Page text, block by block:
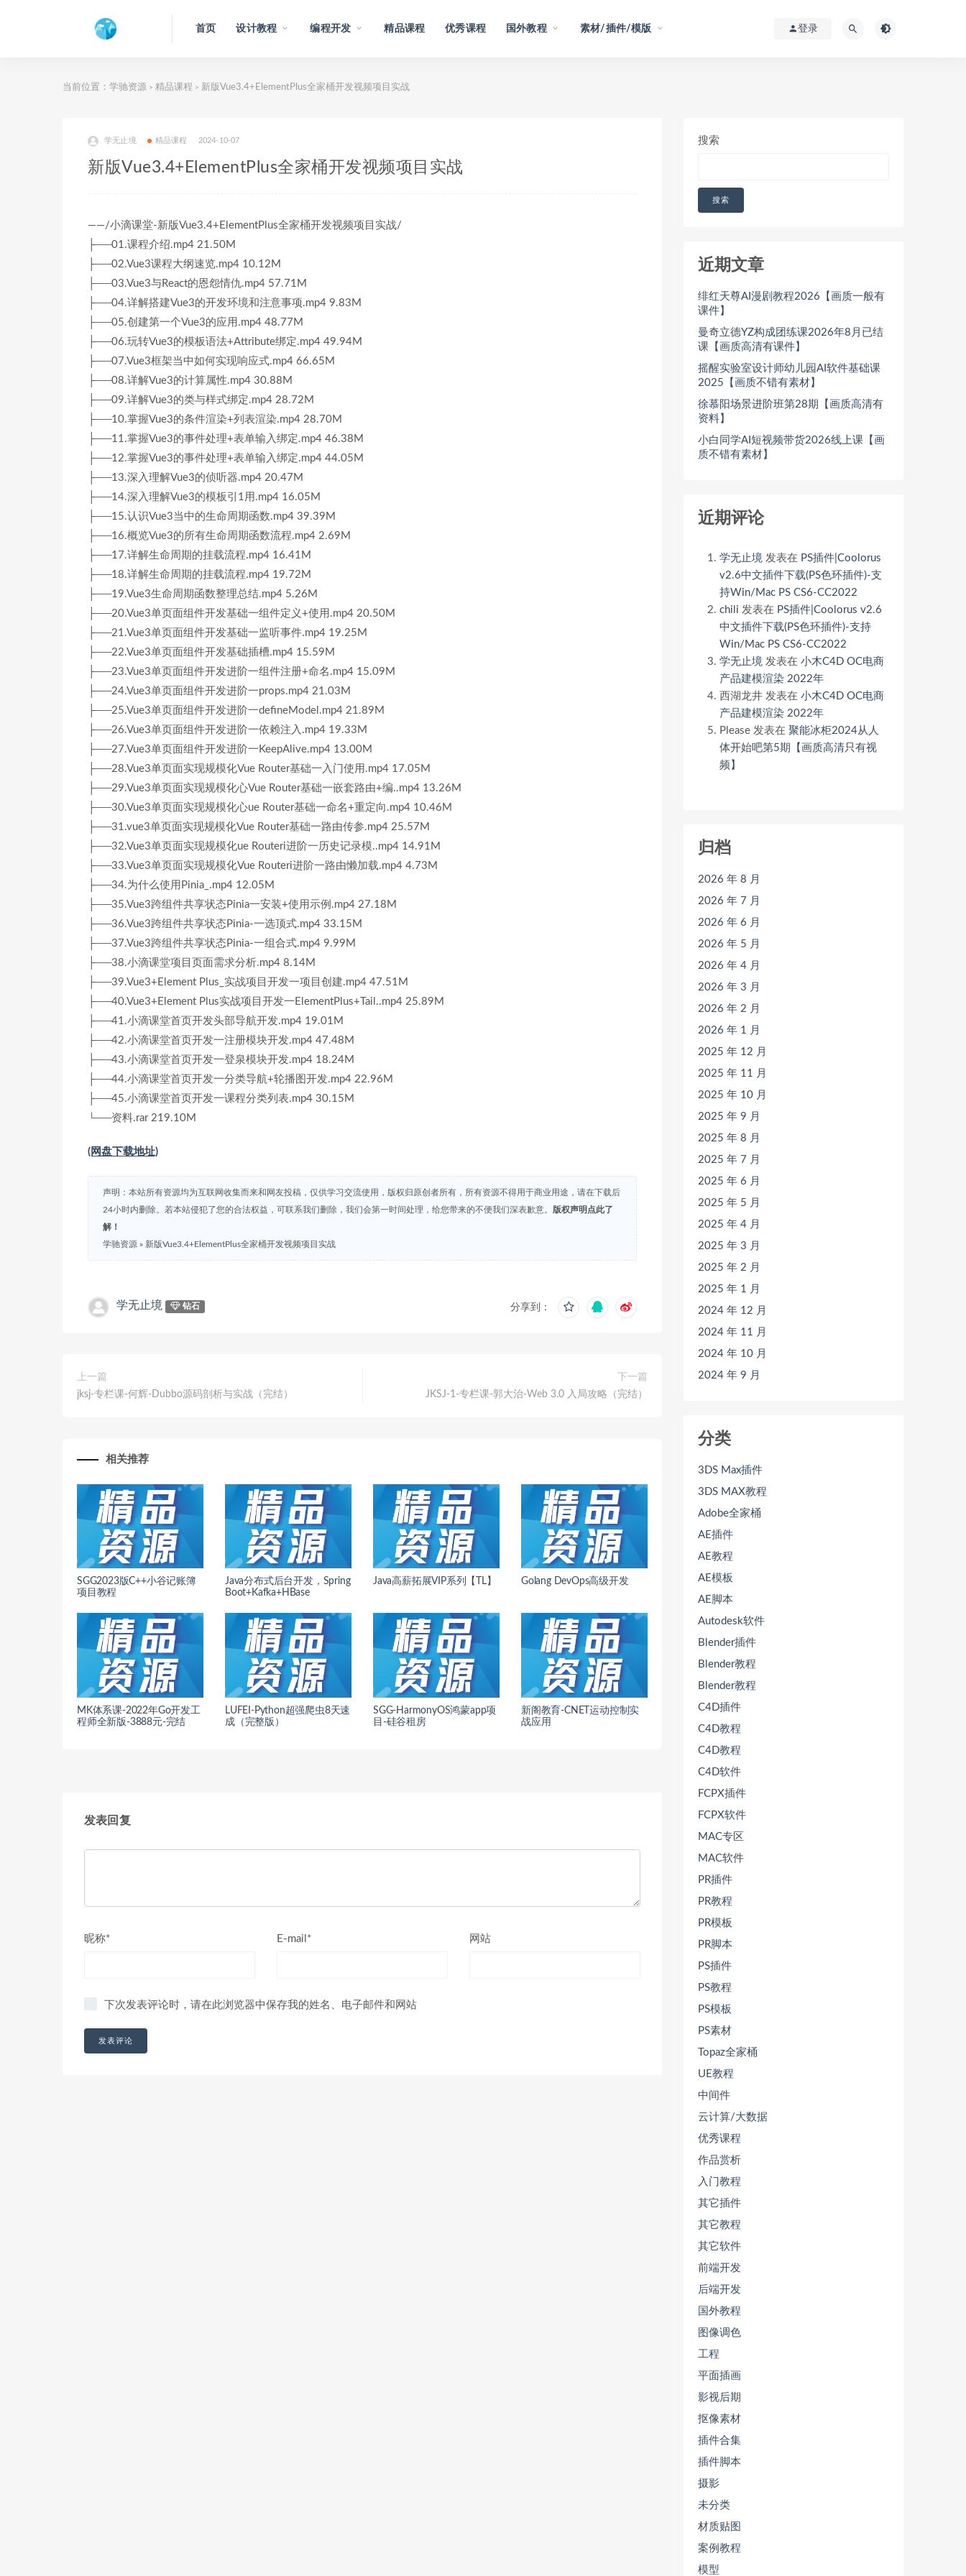
首页 设计教程 编程开发 精品课程 优秀课程 国外教程 素材/插件/模版 登录
当前位置： 学驰资源 > 精品课程 > 新版Vue3.4+ElementPlus全家桶开发视频项目实战
学无止境 精品课程 2024-10-07
新版Vue3.4+ElementPlus全家桶开发视频项目实战
——/小滴课堂-新版Vue3.4+ElementPlus全家桶开发视频项目实战/
├──01.课程介绍.mp4 21.50M
├──02.Vue3课程大纲速览.mp4 10.12M
├──03.Vue3与React的恩怨情仇.mp4 57.71M
├──04.详解搭建Vue3的开发环境和注意事项.mp4 9.83M
├──05.创建第一个Vue3的应用.mp4 48.77M
├──06.玩转Vue3的模板语法+Attribute绑定.mp4 49.94M
├──07.Vue3框架当中如何实现响应式.mp4 66.65M
├──08.详解Vue3的计算属性.mp4 30.88M
├──09.详解Vue3的类与样式绑定.mp4 28.72M
├──10.掌握Vue3的条件渲染+列表渲染.mp4 28.70M
├──11.掌握Vue3的事件处理+表单输入绑定.mp4 46.38M
├──12.掌握Vue3的事件处理+表单输入绑定.mp4 44.05M
├──13.深入理解Vue3的侦听器.mp4 20.47M
├──14.深入理解Vue3的模板引1用.mp4 16.05M
├──15.认识Vue3当中的生命周期函数.mp4 39.39M
├──16.概览Vue3的所有生命周期函数流程.mp4 2.69M
├──17.详解生命周期的挂载流程.mp4 16.41M
├──18.详解生命周期的挂载流程.mp4 19.72M
├──19.Vue3生命周期函数整理总结.mp4 5.26M
├──20.Vue3单页面组件开发基础一组件定义+使用.mp4 20.50M
├──21.Vue3单页面组件开发基础一监听事件.mp4 19.25M
├──22.Vue3单页面组件开发基础插槽.mp4 15.59M
├──23.Vue3单页面组件开发进阶一组件注册+命名.mp4 15.09M
├──24.Vue3单页面组件开发进阶一props.mp4 21.03M
├──25.Vue3单页面组件开发进阶一defineModel.mp4 21.89M
├──26.Vue3单页面组件开发进阶一依赖注入.mp4 19.33M
├──27.Vue3单页面组件开发进阶一KeepAlive.mp4 13.00M
├──28.Vue3单页面实现规模化Vue Router基础一入门使用.mp4 17.05M
├──29.Vue3单页面实现规模化心Vue Router基础一嵌套路由+编..mp4 13.26M
├──30.Vue3单页面实现规模化心ue Router基础一命名+重定向.mp4 10.46M
├──31.vue3单页面实现规模化Vue Router基础一路由传参.mp4 25.57M
├──32.Vue3单页面实现规模化ue Routeri进阶一历史记录模..mp4 14.91M
├──33.Vue3单页面实现规模化Vue Routeri进阶一路由懒加载.mp4 4.73M
├──34.为什么使用Pinia_.mp4 12.05M
├──35.Vue3跨组件共享状态Pinia一安装+使用示例.mp4 27.18M
├──36.Vue3跨组件共享状态Pinia-一选顶式.mp4 33.15M
├──37.Vue3跨组件共享状态Pinia-一组合式.mp4 9.99M
├──38.小滴课堂项目页面需求分析.mp4 8.14M
├──39.Vue3+Element Plus_实战项目开发一项目创建.mp4 47.51M
├──40.Vue3+Element Plus实战项目开发一ElementPlus+Tail..mp4 25.89M
├──41.小滴课堂首页开发头部导航开发.mp4 19.01M
├──42.小滴课堂首页开发一注册模块开发.mp4 47.48M
├──43.小滴课堂首页开发一登泉模块开发.mp4 18.24M
├──44.小滴课堂首页开发一分类导航+轮播图开发.mp4 22.96M
├──45.小滴课堂首页开发一课程分类列表.mp4 30.15M
└──资料.rar 219.10M
(网盘下载地址)
声明：本站所有资源均为互联网收集而来和网友投稿，仅供学习交流使用，版权归原创者所有，所有资源不得用于商业用途，请在下载后
24小时内删除。若本站侵犯了您的合法权益，可联系我们删除，我们会第一时间处理，给您带来的不便我们深表歉意。
版权声明点此了
解！
学驰资源 » 新版Vue3.4+ElementPlus全家桶开发视频项目实战
学无止境 钻石 分享到：
上一篇
jksj-专栏课-何辉-Dubbo源码剖析与实战（完结）
下一篇
JKSJ-1-专栏课-郭大治-Web 3.0 入局攻略（完结）
相关推荐
SGG2023版C++小谷记账簿
项目教程
Java分布式后台开发，Spring
Boot+Kafka+HBase
Java高薪拓展VIP系列【TL】 Golang DevOps高级开发
MK体系课-2022年Go开发工
程师全新版-3888元-完结
LUFEI-Python超强爬虫8天速
成（完整版）
SGG-HarmonyOS鸿蒙app项
目-硅谷租房
新阁教育-CNET运动控制实
战应用
发表回复
昵称* E-mail* 网站
下次发表评论时，请在此浏览器中保存我的姓名、电子邮件和网站
搜索
搜索
近期文章
绯红天尊AI漫剧教程2026【画质一般有
课件】
曼奇立德YZ构成团练课2026年8月已结
课【画质高清有课件】
摇醒实验室设计师幼儿园AI软件基础课
2025【画质不错有素材】
徐慕阳场景进阶班第28期【画质高清有
资料】
小白同学AI短视频带货2026线上课【画
质不错有素材】
近期评论
学无止境 发表在 PS插件|Coolorus
v2.6中文插件下载(PS色环插件)-支
持Win/Mac PS CS6-CC2022
chili 发表在 PS插件|Coolorus v2.6
中文插件下载(PS色环插件)-支持
Win/Mac PS CS6-CC2022
学无止境 发表在 小木C4D OC电商
产品建模渲染 2022年
西湖龙井 发表在 小木C4D OC电商
产品建模渲染 2022年
Please 发表在 聚能冰柜2024从人
体开始吧第5期【画质高清只有视
频】
归档
2026 年 8 月
2026 年 7 月
2026 年 6 月
2026 年 5 月
2026 年 4 月
2026 年 3 月
2026 年 2 月
2026 年 1 月
2025 年 12 月
2025 年 11 月
2025 年 10 月
2025 年 9 月
2025 年 8 月
2025 年 7 月
2025 年 6 月
2025 年 5 月
2025 年 4 月
2025 年 3 月
2025 年 2 月
2025 年 1 月
2024 年 12 月
2024 年 11 月
2024 年 10 月
2024 年 9 月
分类
3DS Max插件
3DS MAX教程
Adobe全家桶
AE插件
AE教程
AE模板
AE脚本
Autodesk软件
Blender插件
Blender教程
Blender教程
C4D插件
C4D教程
C4D教程
C4D软件
FCPX插件
FCPX软件
MAC专区
MAC软件
PR插件
PR教程
PR模板
PR脚本
PS插件
PS教程
PS模板
PS素材
Topaz全家桶
UE教程
中间件
云计算/大数据
优秀课程
作品赏析
入门教程
其它插件
其它教程
其它软件
前端开发
后端开发
国外教程
图像调色
工程
平面插画
影视后期
抠像素材
插件合集
插件脚本
摄影
未分类
材质贴图
案例教程
模型